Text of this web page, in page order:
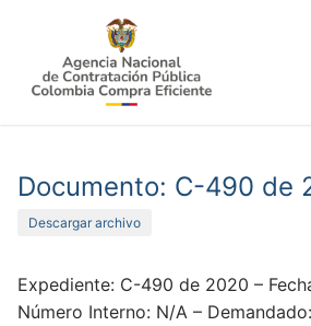
contenido
Documento: C-490 de
Descargar archivo
Expediente: C-490 de 2020 –
Número Interno: N/A –